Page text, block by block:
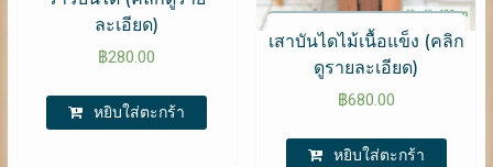
ละเอียด)
฿280.00
หยิบใส่ตะกร้า
เสาบันไดไม้เนื้อแข็ง (คลิก
ดูรายละเอียด)
฿680.00
หยิบใส่ตะกร้า